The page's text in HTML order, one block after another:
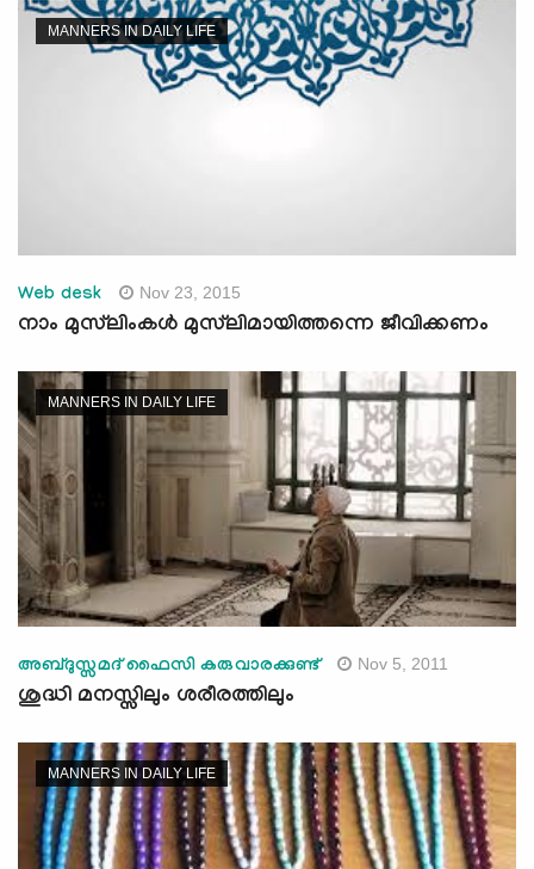
MANNERS IN DAILY LIFE
Web desk Nov 23, 2015
നാം മുസ്‌ലിംകള്‍ മുസ്‌ലിമായിത്തന്നെ ജീവിക്കണം
MANNERS IN DAILY LIFE
അബ്ദുസ്സമദ് ഫൈസി കരുവാരക്കുണ്ട്‌ Nov 5, 2011
ശുദ്ധി മനസ്സിലും ശരീരത്തിലും
MANNERS IN DAILY LIFE